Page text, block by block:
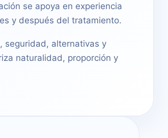
se apoya en experiencia
y después del tratamiento.
seguridad, alternativas y
naturalidad, proporción y